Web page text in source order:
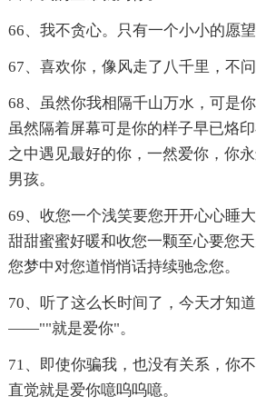
66、我不贪心。只有一个小小的愿
67、喜欢你，像风走了八千里，不问
68、虽然你我相隔千山万水，可是
虽然隔着屏幕可是你的样子早已烙
之中遇见最好的你，一然爱你，你
男孩。
69、收您一个浅笑要您开开心心睡
甜甜蜜蜜好暖和收您一颗至心要您
您梦中对您道悄悄话持续驰念您。
70、听了这么长时间了，今天才知
——""就是爱你"。
71、即使你骗我，也没有关系，你
直觉就是爱你噫呜呜噫。